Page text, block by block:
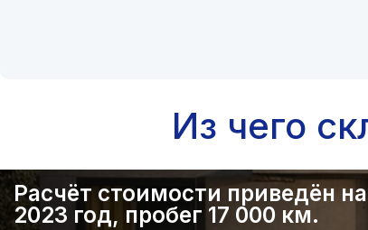
Из чего
Расчёт стоимости приведён
2023 год, пробег 17 000 км.